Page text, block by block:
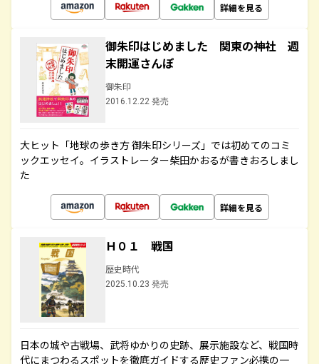
詳細を見る
御朱印はじめました 関東の神社 週
末開運さんぽ
御朱印
2016.12.22 発売
大ヒット「地球の歩き方 御朱印シリーズ」では初めてのコミ
ックエッセイ。イラストレーター柴田かおるが書きおろしまし
た
詳細を見る
Ｈ０１ 戦国
歴史時代
2025.10.23 発売
日本の城や古戦場、武将ゆかりの史跡、展示施設など、戦国時
代にまつわるスポットを徹底ガイドする歴史ファン必携の一